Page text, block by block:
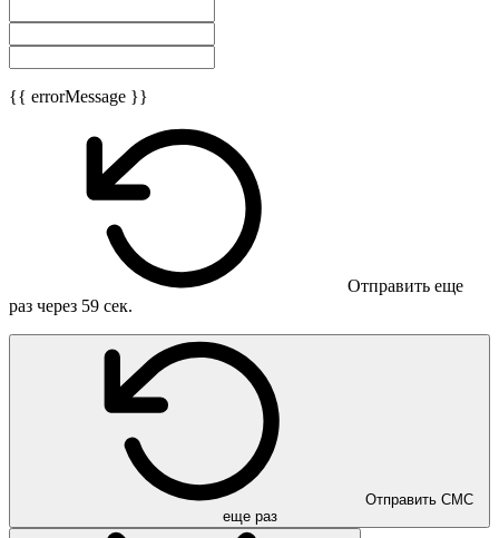
{{ errorMessage }}
Отправить еще
раз через 59 сек.
еще раз